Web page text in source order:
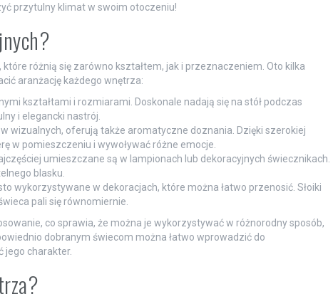
przytulny klimat w swoim otoczeniu!
różnią się zarówno kształtem, jak i przeznaczeniem. Oto kilka
aranżację każdego wnętrza:
kształtami i rozmiarami. Doskonale nadają się na stół podczas
i elegancki nastrój.
wizualnych, oferują także aromatyczne doznania. Dzięki szerokiej
w pomieszczeniu i wywoływać różne emocje.
umieszczane są w lampionach lub dekoracyjnych świecznikach.
blasku.
wykorzystywane w dekoracjach, które można łatwo przenosić. Słoiki
pali się równomiernie.
co sprawia, że można je wykorzystywać w różnorodny sposób,
dobranym świecom można łatwo wprowadzić do
jego charakter.